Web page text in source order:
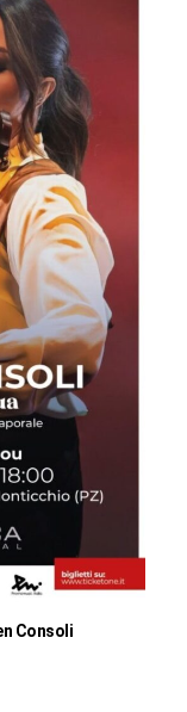
Consoli